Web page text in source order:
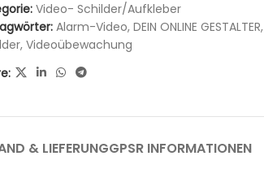
Video- Schilder/Aufkleber
Alarm-Video, DEIN ONLINE GESTALTER,
, Videoübewachung
& LIEFERUNGGPSR INFORMATIONEN